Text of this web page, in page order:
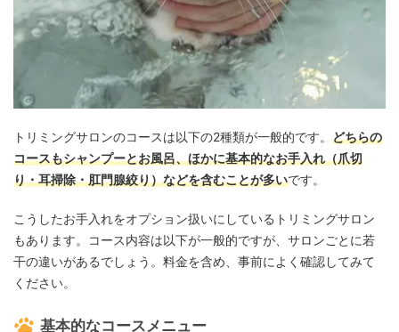
トリミングサロンのコースは以下の2種類が一般的です。 どちらの
コースもシャンプーとお風呂、ほかに基本的なお手入れ（爪切
り・耳掃除・肛門腺絞り）などを含むことが多いです。
こうしたお手入れをオプション扱いにしているトリミングサロン
もあります。コース内容は以下が一般的ですが、サロンごとに若
干の違いがあるでしょう。料金を含め、事前によく確認してみて
ください。
基本的なコースメニュー